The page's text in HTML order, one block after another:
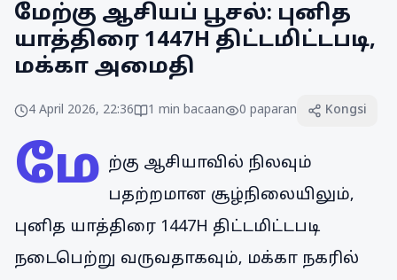
மேற்கு ஆசியப் பூசல்: புனித
யாத்திரை 1447H திட்டமிட்டபடி,
மக்கா அமைதி
4 April 2026, 22:36 1 min bacaan 0 paparan Kongsi
மே ற்கு ஆசியாவில் நிலவும்
பதற்றமான சூழ்நிலையிலும்,
புனித யாத்திரை 1447H திட்டமிட்டபடி
நடைபெற்று வருவதாகவும், மக்கா நகரில்